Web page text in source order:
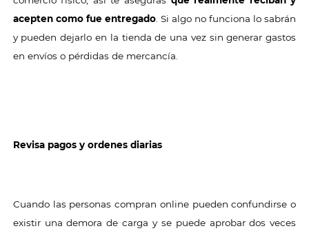
acepten como fue entregado. Si algo no funciona lo sabrán
y pueden dejarlo en la tienda de una vez sin generar gastos
en envíos o pérdidas de mercancía.
Revisa pagos y ordenes diarias
Cuando las personas compran online pueden confundirse o
existir una demora de carga y se puede aprobar dos veces